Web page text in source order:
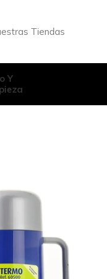
Tiendas
Y